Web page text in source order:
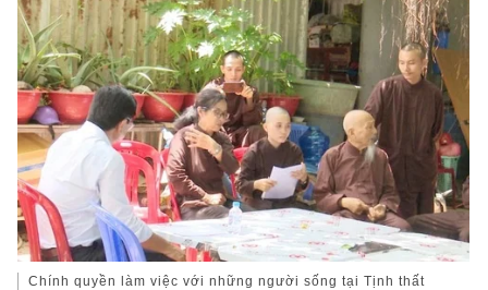
Chính quyền làm việc với những người sống tại Tịnh thất